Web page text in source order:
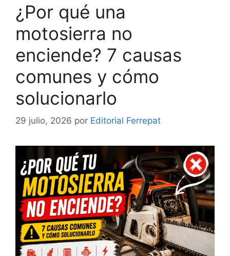
¿Por qué una
motosierra no
enciende? 7 causas
comunes y cómo
solucionarlo
29 julio, 2026 por Editorial Ferrepat